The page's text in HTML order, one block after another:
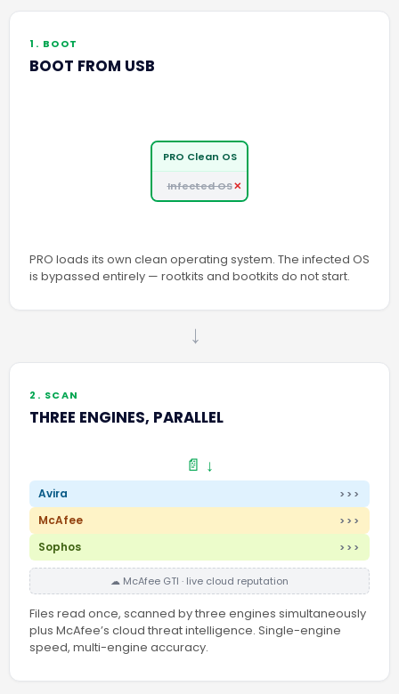
1. BOOT
BOOT FROM USB
PRO Clean OS
Infected OS
PRO loads its own clean operating system. The infected OS
is bypassed entirely — rootkits and bootkits do not start.
→
2. SCAN
THREE ENGINES, PARALLEL
📄 ↓
Avira >>>
McAfee >>>
Sophos >>>
☁ McAfee GTI · live cloud reputation
Files read once, scanned by three engines simultaneously
plus McAfee’s cloud threat intelligence. Single-engine
speed, multi-engine accuracy.